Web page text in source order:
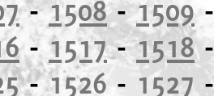
-1508-1509
- 1517-1518
-1526 - 1527